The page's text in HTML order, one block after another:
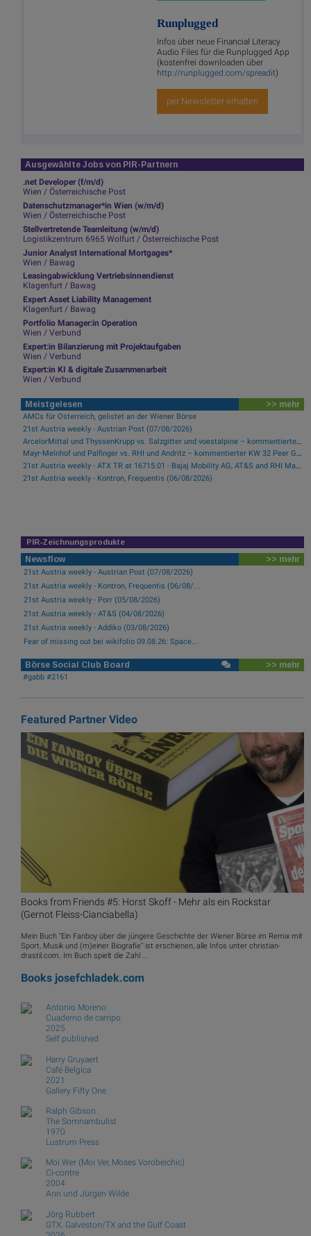
Runplugged
Infos über neue Financial Literacy
Audio Files für die Runplugged App
(kostenfrei downloaden über
http://runplugged.com/spreadit)
per Newsletter erhalten
Ausgewählte Jobs von PIR-Partnern
.net Developer (f/m/d)
Wien / Österreichische Post
Datenschutzmanager*in Wien (w/m/d)
Wien / Österreichische Post
Stellvertretende Teamleitung (w/m/d)
Logistikzentrum 6965 Wolfurt / Österreichische Post
Junior Analyst International Mortgages*
Wien / Bawag
Leasingabwicklung Vertriebsinnendienst
Klagenfurt / Bawag
Expert Asset Liability Management
Klagenfurt / Bawag
Portfolio Manager:in Operation
Wien / Verbund
Expert:in Bilanzierung mit Projektaufgaben
Wien / Verbund
Expert:in KI & digitale Zusammenarbeit
Wien / Verbund
Meistgelesen >> mehr
AMCs für Österreich, gelistet an der Wiener Börse
21st Austria weekly - Austrian Post (07/08/2026)
ArcelorMittal und ThyssenKrupp vs. Salzgitter und voestalpine – kommentierter KW 32 Peer Group Watch Stahl
Mayr-Melnhof und Palfinger vs. RHI und Andritz – kommentierter KW 32 Peer Group Watch Zykliker Österreich
21st Austria weekly - ATX TR at 16715.01 - Bajaj Mobility AG, AT&S and RHI Magnesita best-performing, Österreichische Post with weakest performance (08/08/2026)
21st Austria weekly - Kontron, Frequentis (06/08/2026)
PIR-Zeichnungsprodukte
Newsflow >> mehr
21st Austria weekly - Austrian Post (07/08/2026)
21st Austria weekly - Kontron, Frequentis (06/08/...
21st Austria weekly - Porr (05/08/2026)
21st Austria weekly - AT&S (04/08/2026)
21st Austria weekly - Addiko (03/08/2026)
Fear of missing out bei wikifolio 09.08.26: Space...
Börse Social Club Board >> mehr
#gabb #2161
Featured Partner Video
Books from Friends #5: Horst Skoff - Mehr als ein Rockstar
(Gernot Fleiss-Cianciabella)
Mein Buch "Ein Fanboy über die jüngere Geschichte der Wiener Börse im Remix mit
Sport, Musik und (m)einer Biografie" ist erschienen, alle Infos unter christian-
drastil.com. Im Buch spielt die Zahl ...
Books josefchladek.com
Antonio Moreno
Cuaderno de campo
2025
Self published
Harry Gruyaert
Café Belgica
2021
Gallery Fifty One
Ralph Gibson
The Somnambulist
1970
Lustrum Press
Moi Wer (Moi Ver, Moses Vorobeichic)
Ci-contre
2004
Ann und Jürgen Wilde
Jörg Rubbert
GTX. Galveston/TX and the Gulf Coast